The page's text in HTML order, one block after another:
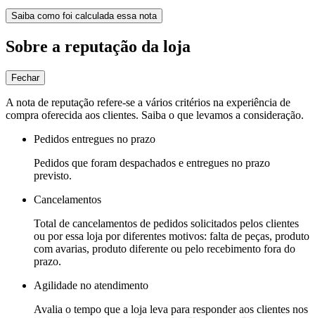
Saiba como foi calculada essa nota
Sobre a reputação da loja
Fechar
A nota de reputação refere-se a vários critérios na experiência de
compra oferecida aos clientes. Saiba o que levamos a consideração.
Pedidos entregues no prazo
Pedidos que foram despachados e entregues no prazo
previsto.
Cancelamentos
Total de cancelamentos de pedidos solicitados pelos clientes
ou por essa loja por diferentes motivos: falta de peças, produto
com avarias, produto diferente ou pelo recebimento fora do
prazo.
Agilidade no atendimento
Avalia o tempo que a loja leva para responder aos clientes nos